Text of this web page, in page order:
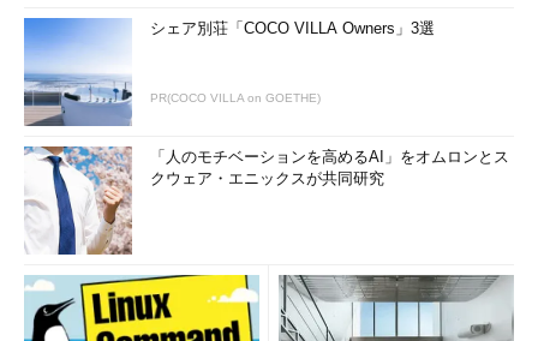
シェア別荘「COCO VILLA Owners」3選
PR(COCO VILLA on GOETHE)
「人のモチベーションを高めるAI」をオムロンとス
クウェア・エニックスが共同研究